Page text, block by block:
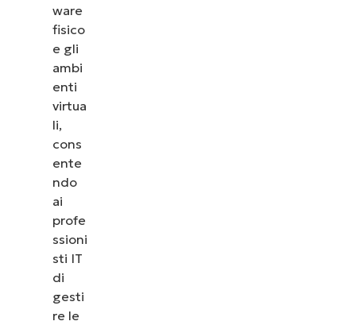
ware
fisico
e gli
ambi
enti
virtua
li,
cons
ente
ndo
ai
profe
ssioni
sti IT
di
gesti
re le